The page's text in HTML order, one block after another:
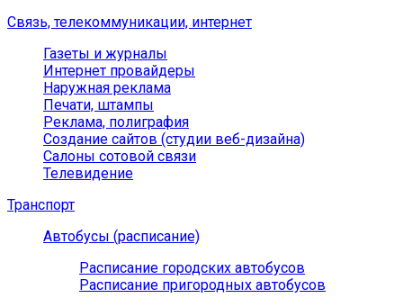
Связь, телекоммуникации, интернет
Газеты и журналы
Интернет провайдеры
Наружная реклама
Печати, штампы
Реклама, полиграфия
Создание сайтов (студии веб-дизайна)
Салоны сотовой связи
Телевидение
Транспорт
Автобусы (расписание)
Расписание городских автобусов
Расписание пригородных автобусов